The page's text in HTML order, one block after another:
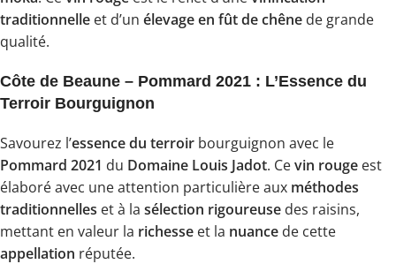
traditionnelle et d’un élevage en fût de chêne de grande
qualité.
Côte de Beaune – Pommard 2021 : L’Essence du
Terroir Bourguignon
Savourez l’essence du terroir bourguignon avec le
Pommard 2021 du Domaine Louis Jadot. Cevin rouge est
élaboré avec une attention particulière aux méthodes
traditionnelles et à la sélection rigoureuse des raisins,
mettant en valeur la richesse et la nuance de cette
appellation réputée.